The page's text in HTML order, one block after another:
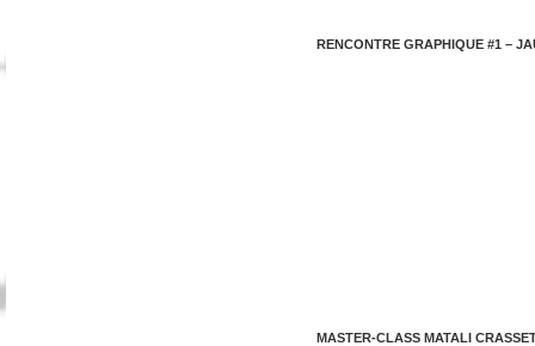
RENCONTRE GRAPHIQUE #1 –
MASTER-CLASS MATALI